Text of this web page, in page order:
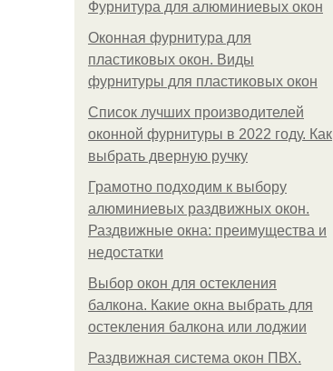
Фурнитура для алюминиевых окон
Оконная фурнитура для
пластиковых окон. Виды
фурнитуры для пластиковых окон
Список лучших производителей
оконной фурнитуры в 2022 году. Как
выбрать дверную ручку
Грамотно подходим к выбору
алюминиевых раздвижных окон.
Раздвижные окна: преимущества и
недостатки
Выбор окон для остекления
балкона. Какие окна выбрать для
остекления балкона или лоджии
Раздвижная система окон ПВХ.